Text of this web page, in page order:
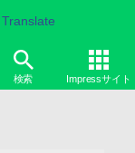
Translate
検索 Impressサイト